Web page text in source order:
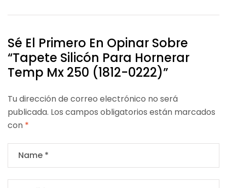
Sé El Primero En Opinar Sobre
“Tapete Silicón Para Hornerar
Temp Mx 250 (1812-0222)”
Tu dirección de correo electrónico no será
publicada. Los campos obligatorios están marcados
con *